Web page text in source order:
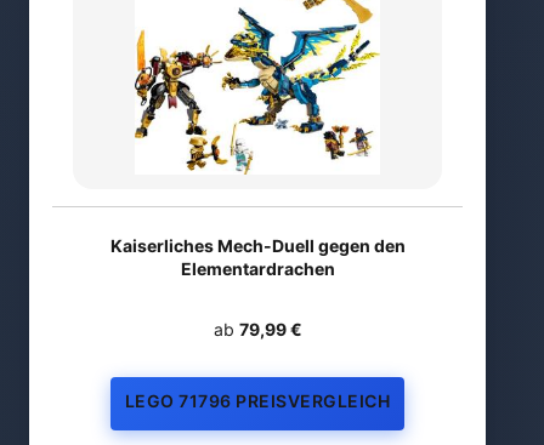
Kaiserliches Mech-Duell gegen den
Elementardrachen
ab 79,99 €
LEGO 71796 PREISVERGLEICH